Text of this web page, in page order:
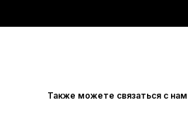
Также можете связаться с